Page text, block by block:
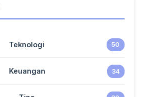
Teknologi 50
Keuangan 34